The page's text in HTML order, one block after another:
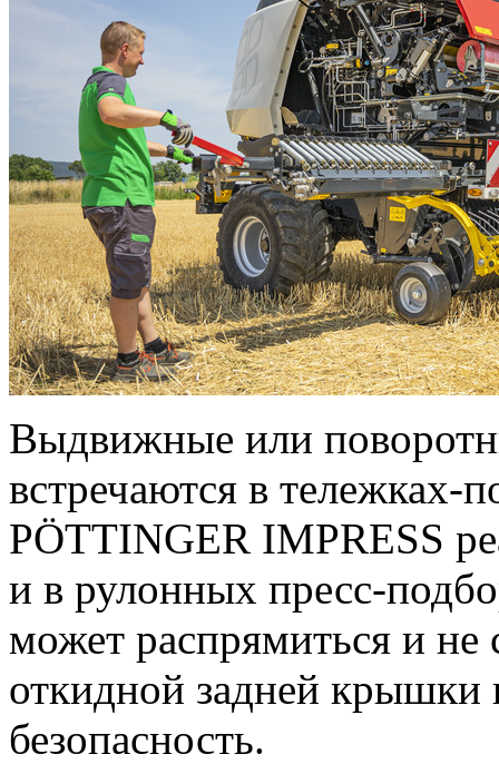
Выдвижные или
встречаются в тележках-
PÖTTINGER IMPRESS
и в рулонных пресс-
может распрямиться и не
откидной задней крышки
безопасность.